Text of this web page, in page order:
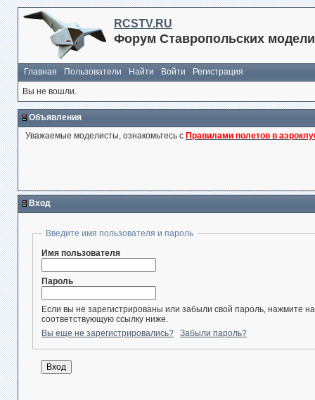
RCSTV.RU
Форум Ставропольских
Главная Пользователи Найти Войти
Регистрация
Вы не вошли.
Объявления
Уважаемые моделисты, ознакомьтесь с Правилами полетов в
Вход
Введите имя пользователя и пароль
Имя пользователя
Пароль
Если вы не зарегистрированы или забыли свой пароль, нажмите на
соответствующую ссылку ниже.
Вы еще не зарегистрировались?
Забыли пароль?